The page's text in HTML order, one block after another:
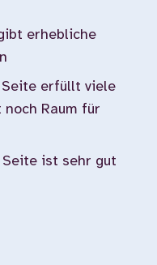
erhebliche
erfüllt viele
Raum für
Seite ist sehr gut